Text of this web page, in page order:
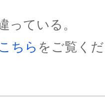
っている。
こちら をご覧くだ